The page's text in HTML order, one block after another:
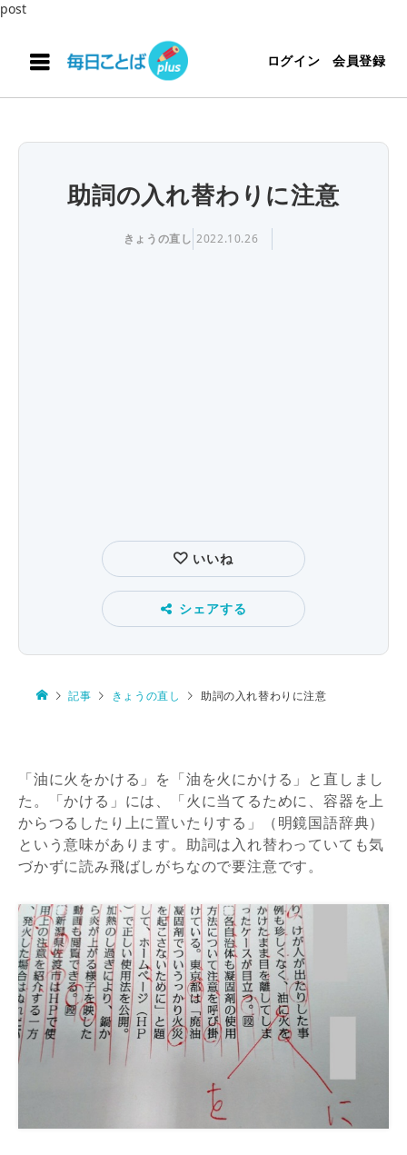
post
ログイン 会員登録
助詞の入れ替わりに注意
きょうの直し 2022.10.26
いいね
シェアする
記事 きょうの直し 助詞の入れ替わりに注意
「油に火をかける」 を 「油を火にかける」 と直しまし
た。「かける」 には、
「火に当てるために、容器を上
からつるしたり上に置いたりする」（明鏡国語辞典）
という意味があります。助詞は入れ替わっていても気
づかずに読み飛ばしがちなので要注意です。